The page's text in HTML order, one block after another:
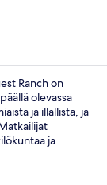
Ranch on
olevassa
ja illallista, ja
ja